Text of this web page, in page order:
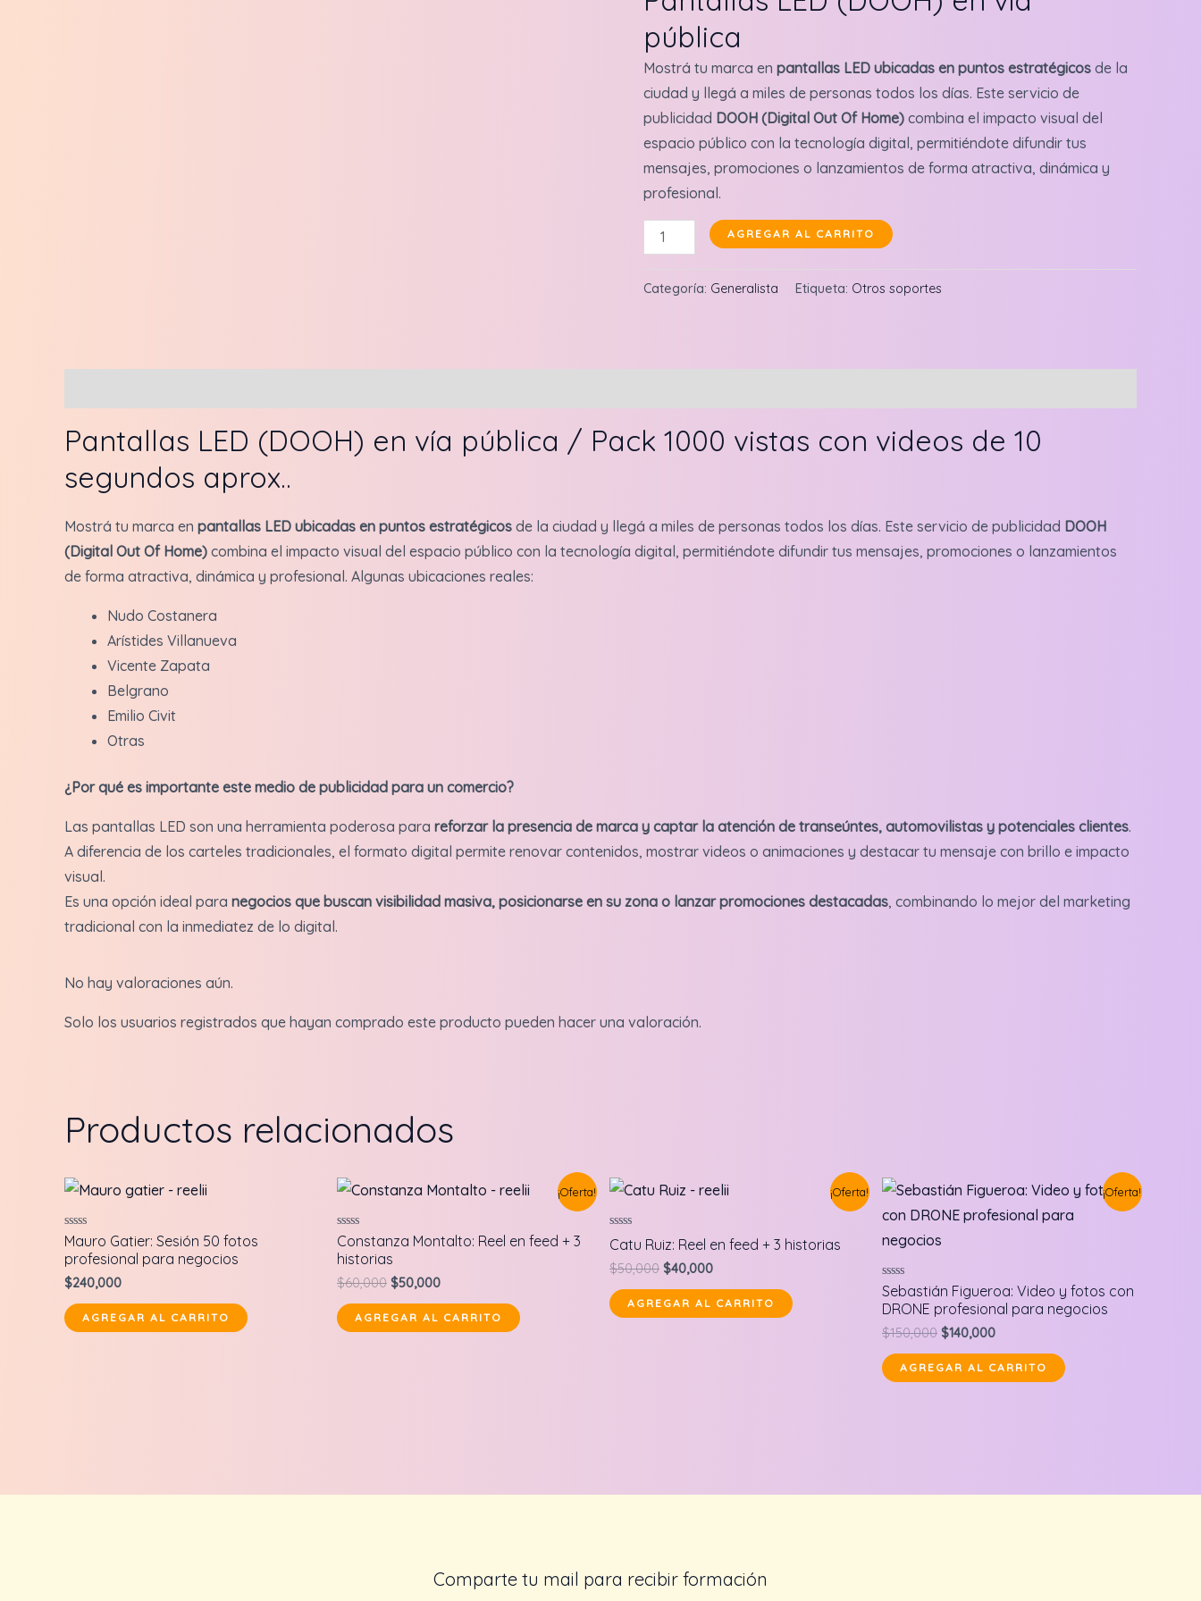
pública
Mostrá tu marca en pantallas LED ubicadas en puntos estratégicos de la
ciudad y llegá a miles de personas todos los días. Este servicio de
publicidad DOOH (Digital Out Of Home) combina el impacto visual del
espacio público con la tecnología digital, permitiéndote difundir tus
mensajes, promociones o lanzamientos de forma atractiva, dinámica y
profesional.
Pantallas
LED
(DOOH)
Tránsito
medio
1000
vistas
AGREGAR AL CARRITO
Categoría: Generalista Etiqueta: Otros soportes
Pantallas LED (DOOH) en vía pública / Pack 1000 vistas con videos de 10
segundos aprox..
Mostrá tu marca en pantallas LED ubicadas en puntos estratégicos de la ciudad y llegá a miles de personas todos los días. Este servicio de publicidad DOOH
(Digital Out Of Home) combina el impacto visual del espacio público con la tecnología digital, permitiéndote difundir tus mensajes, promociones o lanzamientos
de forma atractiva, dinámica y profesional. Algunas ubicaciones reales:
Nudo Costanera
Arístides Villanueva
Vicente Zapata
Belgrano
Emilio Civit
Otras
¿Por qué es importante este medio de publicidad para un comercio?
Las pantallas LED son una herramienta poderosa para reforzar la presencia de marca y captar la atención de transeúntes, automovilistas y potenciales clientes.
A diferencia de los carteles tradicionales, el formato digital permite renovar contenidos, mostrar videos o animaciones y destacar tu mensaje con brillo e impacto
visual.
Es una opción ideal para negocios que buscan visibilidad masiva, posicionarse en su zona o lanzar promociones destacadas, combinando lo mejor del marketing
tradicional con la inmediatez de lo digital.
No hay valoraciones aún.
Solo los usuarios registrados que hayan comprado este producto pueden hacer una valoración.
Productos relacionados
Valorado
en
0
de
5
Mauro Gatier: Sesión 50 fotos
profesional para negocios
$240,000
AGREGAR AL CARRITO
¡Oferta!
Valorado
en
0
de
5
Constanza Montalto: Reel en feed + 3
historias
$60,000 Original
was:
$60,000.
$50,000Current
is:
$50,000.
AGREGAR AL CARRITO
¡Oferta!
Valorado
en
0
de
Catu Ruiz: Reel en feed + 3 historias
$50,000 Original
was:
$50,000.
$40,000Current
is:
$40,000.
AGREGAR AL CARRITO
¡Oferta!
Valorado
en
0
de
5
Sebastián Figueroa: Video y fotos con
DRONE profesional para negocios
$150,000 Original
was:
$150,000.
$140,000Current
is:
$140,000.
AGREGAR AL CARRITO
Comparte tu mail para recibir formación